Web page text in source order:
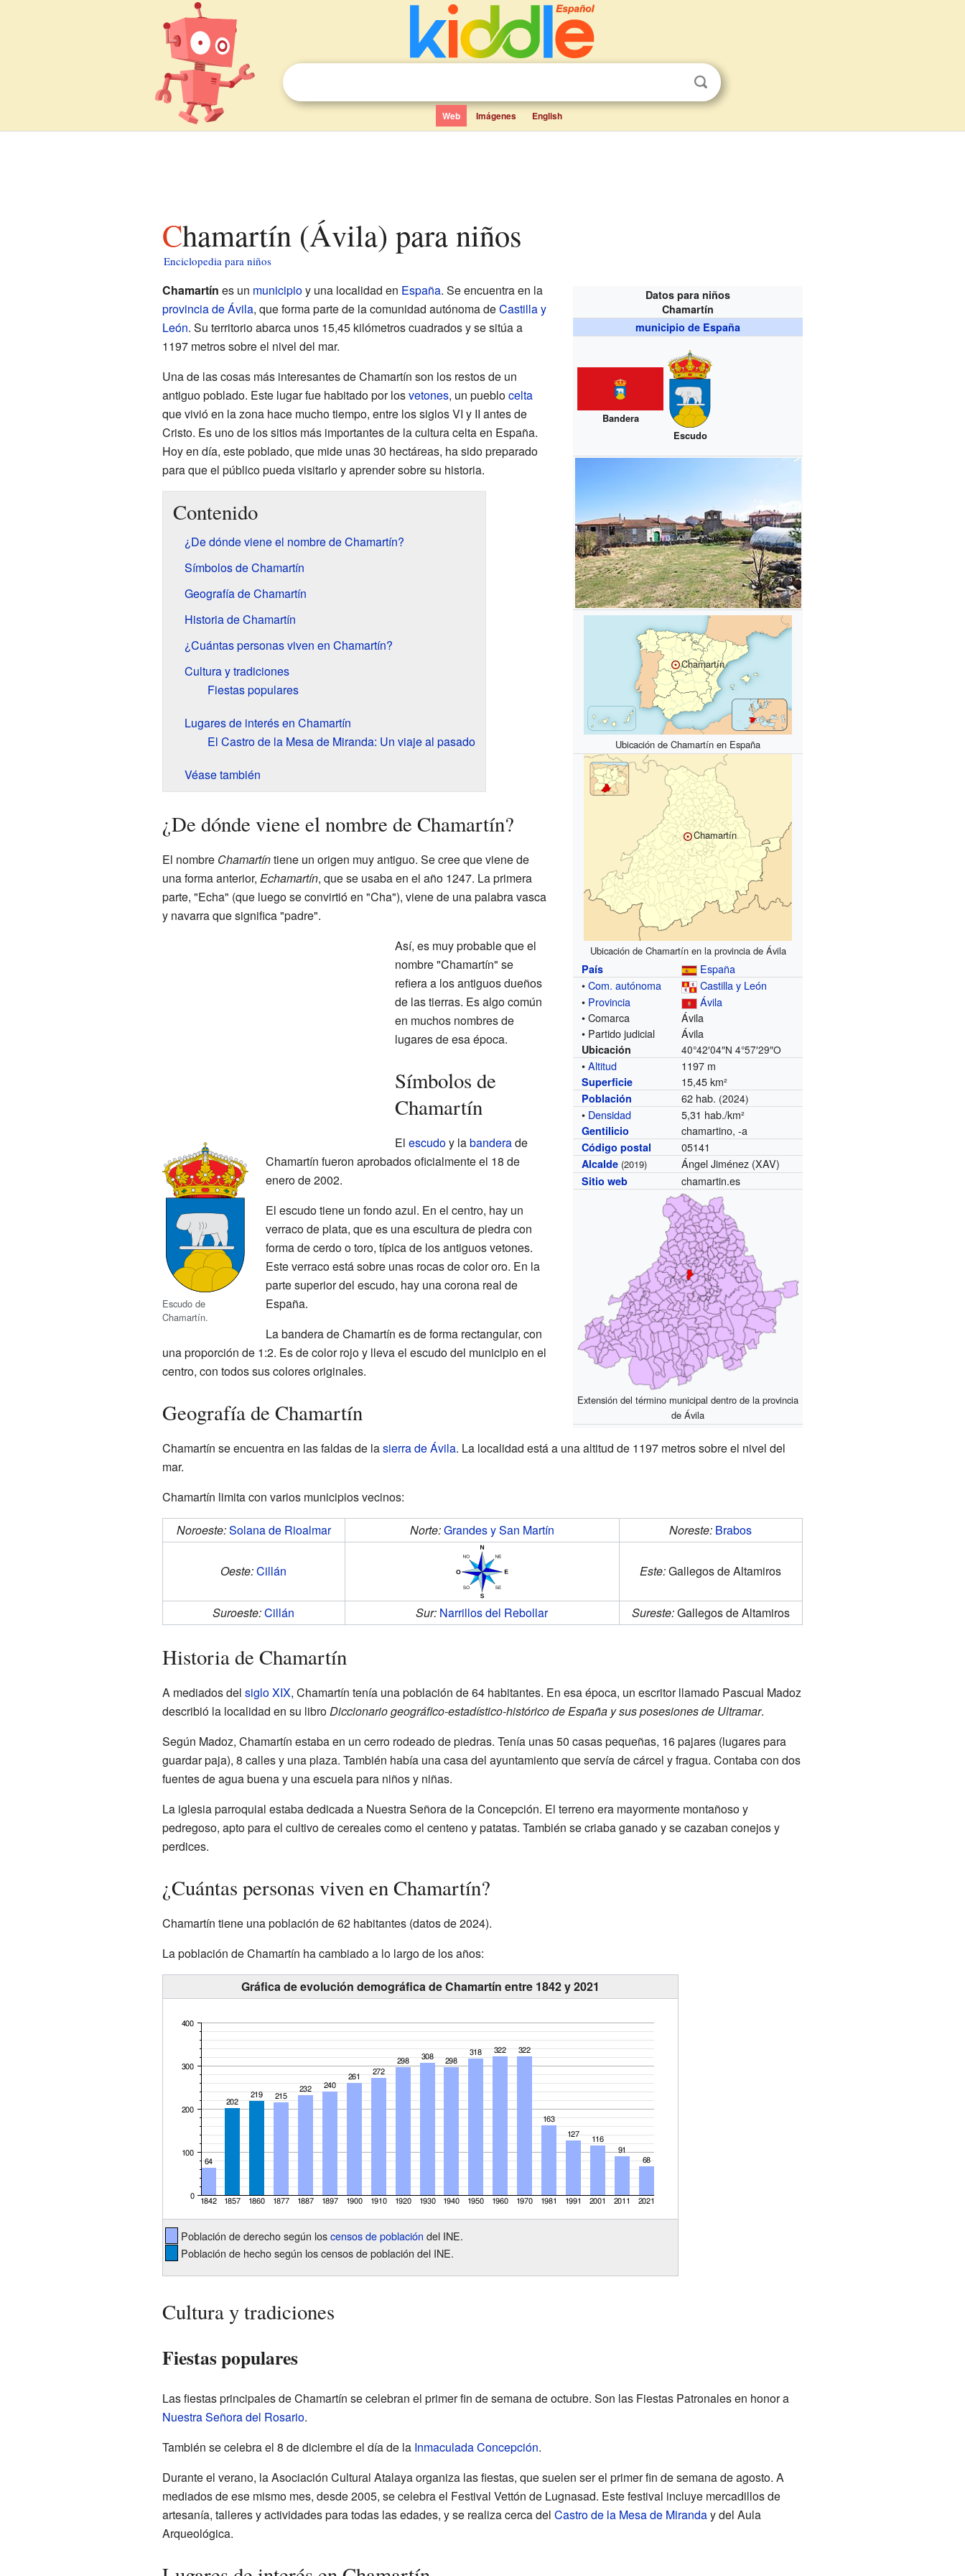
Web Imágenes English
Chamartín (Ávila) para niños
Enciclopedia para niños
Datos para niños
Chamartín
municipio de España
Bandera
Escudo
Chamartín
Ubicación de Chamartín en España
Chamartín
Ubicación de Chamartín en la provincia de Ávila
País
España
•Com. autónoma
Castilla y León
• Provincia
Ávila
• Comarca
Ávila
• Partido judicial
Ávila
Ubicación 40°42′04″N 4°57′29″O
•Altitud 1197 m
Superficie 15,45 km²
Población 62 hab. (2024)
• Densidad 5,31 hab./km²
Gentilicio chamartino, -a
Código postal 05141
Alcalde (2019) Ángel Jiménez (XAV)
Sitio web chamartin.es
Extensión del término municipal dentro de la provincia
de Ávila
Chamartín es un municipioy una localidad en España. Se encuentra en la
provincia de Ávila, que forma parte de la comunidad autónoma deCastilla y
León. Su territorio abarca unos 15,45 kilómetros cuadrados y se sitúa a
1197 metros sobre el nivel del mar.
Una de las cosas más interesantes de Chamartín son los restos de un
antiguo poblado. Este lugar fue habitado por losvetones, un pueblocelta
que vivió en la zona hace mucho tiempo, entre los siglos VI y II antes de
Cristo. Es uno de los sitios más importantes de la cultura celta en España.
Hoy en día, este poblado, que mide unas 30 hectáreas, ha sido preparado
para que el público pueda visitarlo y aprender sobre su historia.
Contenido
¿De dónde viene el nombre de Chamartín?
Símbolos de Chamartín
Geografía de Chamartín
Historia de Chamartín
¿Cuántas personas viven en Chamartín?
Cultura y tradiciones
Fiestas populares
Lugares de interés en Chamartín
El Castro de la Mesa de Miranda: Un viaje al pasado
Véase también
¿De dónde viene el nombre de Chamartín?
El nombre Chamartíntiene un origen muy antiguo. Se cree que viene de
una forma anterior, Echamartín, que se usaba en el año 1247. La primera
parte, "Echa" (que luego se convirtió en "Cha"), viene de una palabra vasca
y navarra que significa "padre".
Así, es muy probable que el
nombre "Chamartín" se
refiera a los antiguos dueños
de las tierras. Es algo común
en muchos nombres de
lugares de esa época.
Símbolos de
Chamartín
Escudo de
Chamartín.
El escudoy labanderade
Chamartín fueron aprobados oficialmente el 18 de
enero de 2002.
El escudo tiene un fondo azul. En el centro, hay un
verraco de plata, que es una escultura de piedra con
forma de cerdo o toro, típica de los antiguos vetones.
Este verraco está sobre unas rocas de color oro. En la
parte superior del escudo, hay una corona real de
España.
La bandera de Chamartín es de forma rectangular, con
una proporción de 1:2. Es de color rojo y lleva el escudo del municipio en el
centro, con todos sus colores originales.
Geografía de Chamartín
Chamartín se encuentra en las faldas de lasierra de Ávila. La localidad está a una altitud de 1197 metros sobre el nivel del
mar.
Chamartín limita con varios municipios vecinos:
Noroeste:Solana de Rioalmar Norte:Grandes y San Martín Noreste: Brabos
Oeste:Cillán Este:Gallegos de Altamiros
Suroeste:Cillán Sur: Narrillos del Rebollar Sureste:Gallegos de Altamiros
Historia de Chamartín
A mediados del siglo XIX, Chamartín tenía una población de 64 habitantes. En esa época, un escritor llamado Pascual Madoz
describió la localidad en su libroDiccionario geográfico-estadístico-histórico de España y sus posesiones de Ultramar.
Según Madoz, Chamartín estaba en un cerro rodeado de piedras. Tenía unas 50 casas pequeñas, 16 pajares (lugares para
guardar paja), 8 calles y una plaza. También había una casa del ayuntamiento que servía de cárcel y fragua. Contaba con dos
fuentes de agua buena y una escuela para niños y niñas.
La iglesia parroquial estaba dedicada a Nuestra Señora de la Concepción. El terreno era mayormente montañoso y
pedregoso, apto para el cultivo de cereales como el centeno y patatas. También se criaba ganado y se cazaban conejos y
perdices.
¿Cuántas personas viven en Chamartín?
Chamartín tiene una población de 62 habitantes (datos de 2024).
La población de Chamartín ha cambiado a lo largo de los años:
Gráfica de evolución demográfica de Chamartín entre 1842 y 2021
Población de derecho según loscensos de población del INE.
Población de hecho según los censos de población del INE.
Cultura y tradiciones
Fiestas populares
Las fiestas principales de Chamartín se celebran el primer fin de semana de octubre. Son las Fiestas Patronales en honor a
Nuestra Señora del Rosario.
También se celebra el 8 de diciembre el día de la Inmaculada Concepción.
Durante el verano, la Asociación Cultural Atalaya organiza las fiestas, que suelen ser el primer fin de semana de agosto. A
mediados de ese mismo mes, desde 2005, se celebra el Festival Vettón de Lugnasad. Este festival incluye mercadillos de
artesanía, talleres y actividades para todas las edades, y se realiza cerca del Castro de la Mesa de Miranday del Aula
Arqueológica.